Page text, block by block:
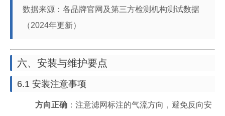
数据来源：各品牌官网及第三方检测机构测试数据
（2024年更新）
六、安装与维护要点
6.1 安装注意事项
方向正确 ：注意滤网标注的气流方向，避免反向安